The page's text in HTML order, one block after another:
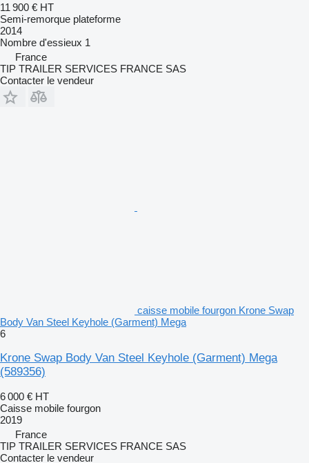
11 900 € HT
Semi-remorque plateforme
2014
Nombre d'essieux 1
France
TIP TRAILER SERVICES FRANCE SAS
Contacter le vendeur
caisse mobile fourgon Krone Swap
Body Van Steel Keyhole (Garment) Mega
6
Krone Swap Body Van Steel Keyhole (Garment) Mega
(589356)
6 000 € HT
Caisse mobile fourgon
2019
France
TIP TRAILER SERVICES FRANCE SAS
Contacter le vendeur